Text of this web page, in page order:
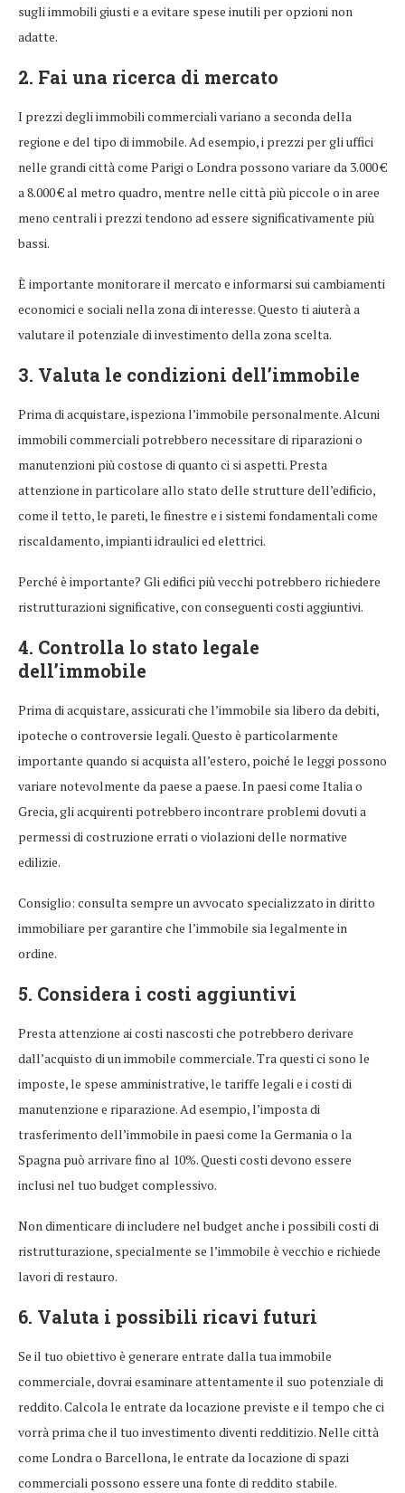
sugli immobili giusti e a evitare spese inutili per opzioni non
adatte.
2. Fai una ricerca di mercato
I prezzi degli immobili commerciali variano a seconda della
regione e del tipo di immobile. Ad esempio, i prezzi per gli uffici
nelle grandi città come Parigi o Londra possono variare da 3.000 €
a 8.000 € al metro quadro, mentre nelle città più piccole o in aree
meno centrali i prezzi tendono ad essere significativamente più
bassi.
È importante monitorare il mercato e informarsi sui cambiamenti
economici e sociali nella zona di interesse. Questo ti aiuterà a
valutare il potenziale di investimento della zona scelta.
3. Valuta le condizioni dell’immobile
Prima di acquistare, ispeziona l’immobile personalmente. Alcuni
immobili commerciali potrebbero necessitare di riparazioni o
manutenzioni più costose di quanto ci si aspetti. Presta
attenzione in particolare allo stato delle strutture dell’edificio,
come il tetto, le pareti, le finestre e i sistemi fondamentali come
riscaldamento, impianti idraulici ed elettrici.
Perché è importante? Gli edifici più vecchi potrebbero richiedere
ristrutturazioni significative, con conseguenti costi aggiuntivi.
4. Controlla lo stato legale
dell’immobile
Prima di acquistare, assicurati che l’immobile sia libero da debiti,
ipoteche o controversie legali. Questo è particolarmente
importante quando si acquista all’estero, poiché le leggi possono
variare notevolmente da paese a paese. In paesi come Italia o
Grecia, gli acquirenti potrebbero incontrare problemi dovuti a
permessi di costruzione errati o violazioni delle normative
edilizie.
Consiglio: consulta sempre un avvocato specializzato in diritto
immobiliare per garantire che l’immobile sia legalmente in
ordine.
5. Considera i costi aggiuntivi
Presta attenzione ai costi nascosti che potrebbero derivare
dall’acquisto di un immobile commerciale. Tra questi ci sono le
imposte, le spese amministrative, le tariffe legali e i costi di
manutenzione e riparazione. Ad esempio, l’imposta di
trasferimento dell’immobile in paesi come la Germania o la
Spagna può arrivare fino al 10%. Questi costi devono essere
inclusi nel tuo budget complessivo.
Non dimenticare di includere nel budget anche i possibili costi di
ristrutturazione, specialmente se l’immobile è vecchio e richiede
lavori di restauro.
6. Valuta i possibili ricavi futuri
Se il tuo obiettivo è generare entrate dalla tua immobile
commerciale, dovrai esaminare attentamente il suo potenziale di
reddito. Calcola le entrate da locazione previste e il tempo che ci
vorrà prima che il tuo investimento diventi redditizio. Nelle città
come Londra o Barcellona, le entrate da locazione di spazi
commerciali possono essere una fonte di reddito stabile.